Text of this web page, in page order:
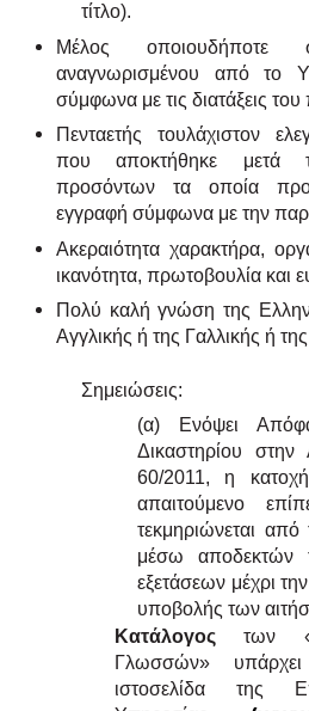
τίτλο).
Μέλος οποιουδήποτε
αναγνωρισμένου από το
σύμφωνα με τις διατάξεις
Πενταετής τουλάχιστον
που αποκτήθηκε μετά
προσόντων τα οποία
εγγραφή σύμφωνα με την
Ακεραιότητα χαρακτήρα,
ικανότητα, πρωτοβουλία και
Πολύ καλή γνώση της
Αγγλικής ή της Γαλλικής ή
Σημειώσεις:
(α) Ενόψει
Δικαστηρίου
60/2011, η
απαιτούμενο
τεκμηριώνεται
μέσω αποδεκτών
εξετάσεων μέχρι
υποβολής των
Κατάλογοςτων
Γλωσσών»
ιστοσελίδα της